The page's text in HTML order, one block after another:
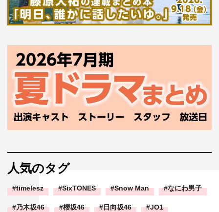
人気のタグ
timelesz SixTONES Snow Man なにわ男子
乃木坂46 櫻坂46 日向坂46 JO1